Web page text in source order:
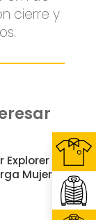
cierre y
Explorer
Mujer